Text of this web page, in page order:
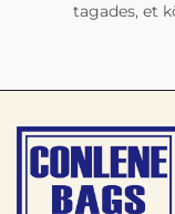
tagades, et